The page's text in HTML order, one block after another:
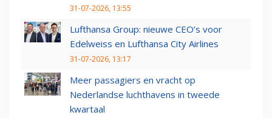
31-07-2026, 13:55
Lufthansa Group: nieuwe CEO’s voor
Edelweiss en Lufthansa City Airlines
31-07-2026, 13:17
Meer passagiers en vracht op
Nederlandse luchthavens in tweede
kwartaal